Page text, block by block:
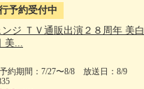
予約受付中
ンジ ＴＶ通販出演２８周年 美白
美...
約期間：7/27〜8/8 放送日：8/9